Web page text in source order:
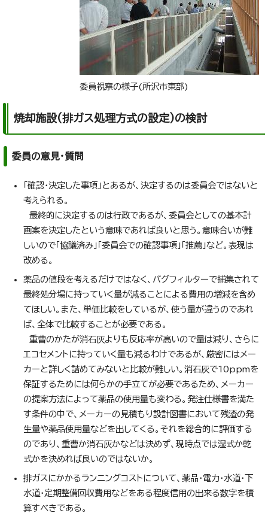
委員視察の様子(所沢市東部)
焼却施設(排ガス処理方式の設定)の検討
委員の意見・質問
「確認・決定した事項」とあるが、決定するのは委員会ではないと
考えられる。
最終的に決定するのは行政であるが、委員会としての基本計
画案を決定したという意味であれば良いと思う。意味合いが難
しいので「協議済み」「委員会での確認事項」「推薦」など。表現は
改める。
薬品の値段を考えるだけではなく、バグフィルターで捕集されて
最終処分場に持っていく量が減ることによる費用の増減を含め
てほしい。また、単価比較をしているが、使う量が違うのであれ
ば、全体で比較することが必要である。
重曹のかたが消石灰よりも反応率が高いので量は減り、さらに
エコセメントに持っていく量も減るわけであるが、厳密にはメー
カーと詳しく詰めてみないと比較が難しい。消石灰で10ppmを
保証するためには何らかの手立てが必要であるため、メーカー
の提案方法によって薬品の使用量も変わる。発注仕様書を満た
す条件の中で、メーカーの見積もり設計図書において残渣の発
生量や薬品使用量などを出してくる。それを総合的に評価する
のであり、重曹か消石灰かなどは決めず、現時点では湿式か乾
式かを決めれば良いのではないか。
排ガスにかかるランニングコストについて、薬品・電力・水道・下
水道・定期整備回収費用などをある程度信用の出来る数字を積
算すべきである。